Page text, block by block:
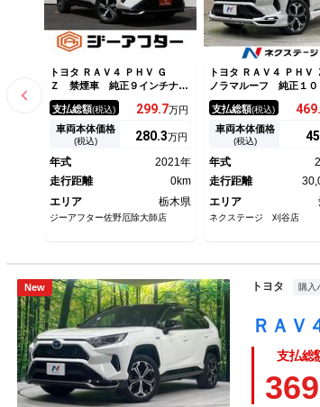
トヨタ ＲＡＶ４ ＰＨＶ Ｇ
Ｚ 禁煙車 純正９インチナ
ビ バックカメラ レーダーク
ルーズコントロール ブライン
ドスポットモニター ビルドイ
ンＥＴＣ シートヒーター シ
ア パワーシート ＵＳＢ入力
端子
支払総額(税込) 299.7万円
車両本体価格
(税込) 280.3万円
年式
2021年
走行距離
0km
エリア
栃木県
ジーアフター佐野厄除大師店
トヨタ ＲＡＶ４ ＰＨ
ノラマルーフ 純正１０
ディスプレイ 全周囲
衝突軽減 レーダーク
ヘッドアップディスプ
皮シート シートエア
ＴＣ
支払総額(税込) 469.
車両本体価格
(税込)
年式
走行距離
エリア
ネクステージ 刈谷店
New トヨタ 購入
支払総